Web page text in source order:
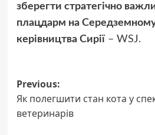
зберегти стратегічно
плацдарм на Середземному
керівництва Сирії– WSJ.
Post
navigation
Previous:
Як полегшити стан кота у
ветеринарів